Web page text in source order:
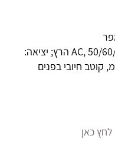
ספק כוח כניסה: 100-240 וולט/AC, 50/60 הרץ; יציאה:
לחץ כאן